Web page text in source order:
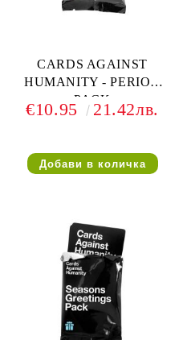
CARDS AGAINST
HUMANITY - PERIOD
PACK
€10.95 21.42лв.